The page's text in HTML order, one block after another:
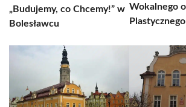
„Budujemy, co Chcemy!” w
Bolesławcu
Wokalnego
Plastycznego